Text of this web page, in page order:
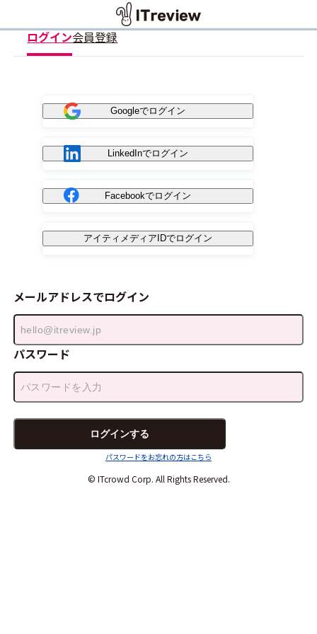
ログイン会員登録
Googleでログイン
LinkedInでログイン
Facebookでログイン
アイティメディアIDでログイン
メールアドレスでログイン
パスワード
パスワードをお忘れの方はこちら
© ITcrowd Corp. All Rights Reserved.